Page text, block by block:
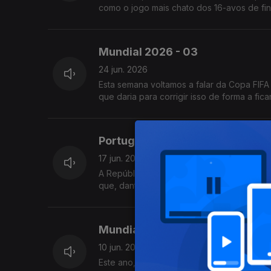
como o jogo mais chato dos 16-avos de
Mundial 2026 - 03
24 jun. 2026
Esta semana voltamos a falar da Copa
que daria para corrigir isso de forma a
Portugal x RD Congo
17 jun. 2026
A República Democrática do Congo tem
que, dantes, este Congo se chamava
Mundial 2026 - 01
10 jun. 2026
Este ano, vamos ter os habituais